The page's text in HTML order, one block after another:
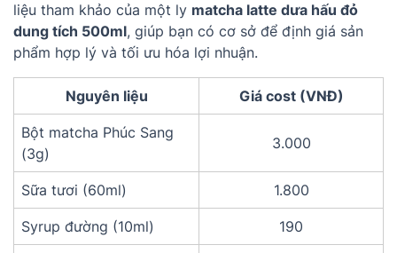
liệu tham khảo của một ly matcha latte dưa hấu đỏ
dung tích 500ml, giúp bạn có cơ sở để định giá sản
phẩm hợp lý và tối ưu hóa lợi nhuận.
Nguyên liệu Giá cost (VNĐ)
Bột matcha Phúc Sang
(3g)
3.000
Sữa tươi (60ml) 1.800
Syrup đường (10ml) 190